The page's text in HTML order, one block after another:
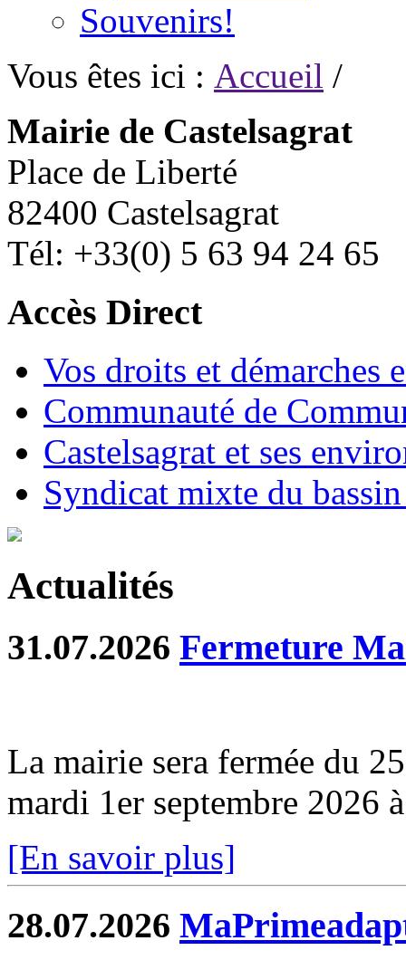
Souvenirs!
Vous êtes ici : Accueil /
Mairie de Castelsagrat
Place de Liberté
82400 Castelsagrat
Tél: +33(0) 5 63 94 24 65
Accès Direct
Vos droits et démarches
Communauté de
Castelsagrat et ses
Syndicat mixte du
Actualités
31.07.2026 Fermeture
La mairie sera fermée du
mardi 1er septembre 2026
[En savoir plus]
28.07.2026